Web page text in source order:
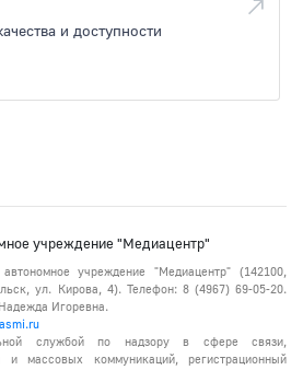
и доступности
учреждение "Медиацентр"
учреждение "Медиацентр" (142100,
ул. Кирова, 4). Телефон: 8 (4967) 69-05-20.
Игоревна.
службой по надзору в сфере связи,
и массовых коммуникаций, регистрационный